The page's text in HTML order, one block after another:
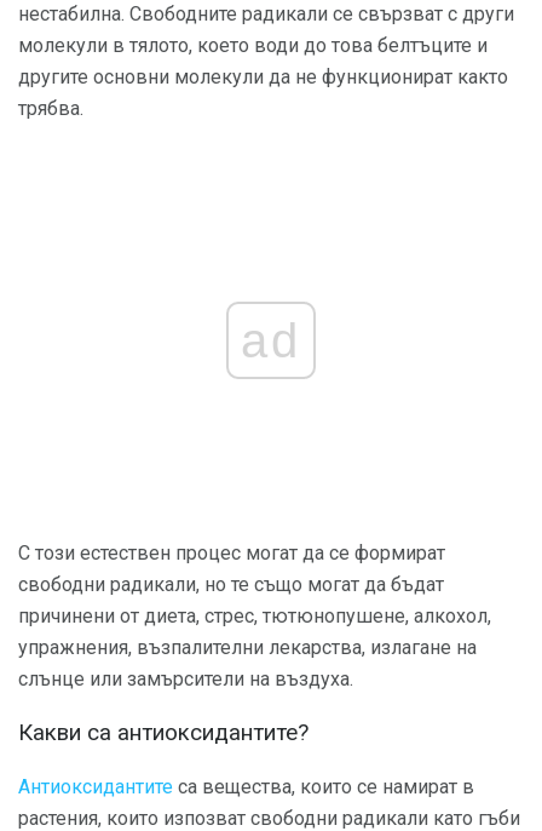
нестабилна. Свободните радикали се свързват с други
молекули в тялото, което води до това белтъците и
другите основни молекули да не функционират както
трябва.
ad
С този естествен процес могат да се формират
свободни радикали, но те също могат да бъдат
причинени от диета, стрес, тютюнопушене, алкохол,
упражнения, възпалителни лекарства, излагане на
слънце или замърсители на въздуха.
Какви са антиоксидантите?
Антиоксидантите са вещества, които се намират в
растения, които изпозват свободни радикали като гъби